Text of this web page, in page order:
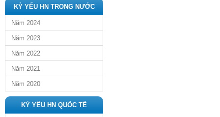
KỶ YẾU HN TRONG NƯỚC
Năm 2024
Năm 2023
Năm 2022
Năm 2021
Năm 2020
KỶ YẾU HN QUỐC TẾ